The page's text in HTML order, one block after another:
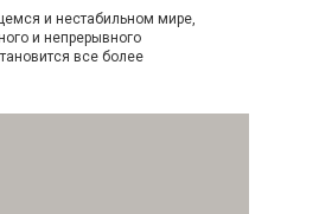
и нестабильном мире,
и непрерывного
все более